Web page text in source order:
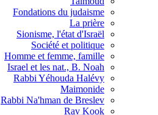
Fondations du judaisme
La prière
Sionisme, l'état d'Israël
Société et politique
Homme et femme, famille
Israel et les nat., B. Noah
Rabbi Yéhouda Halévy
Maimonide
Rabbi Na'hman de Breslev
Rav Kook